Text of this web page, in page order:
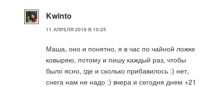
Kwinto
11 АПРЕЛЯ 2019 В 10:25
Маша, оно и понятно, я в час по чайной ложке
ковыряю, потому и пишу каждый раз, чтобы
было ясно, где и сколько прибавилось :) нет,
снега нам не надо :) вчера и сегодня днем +21